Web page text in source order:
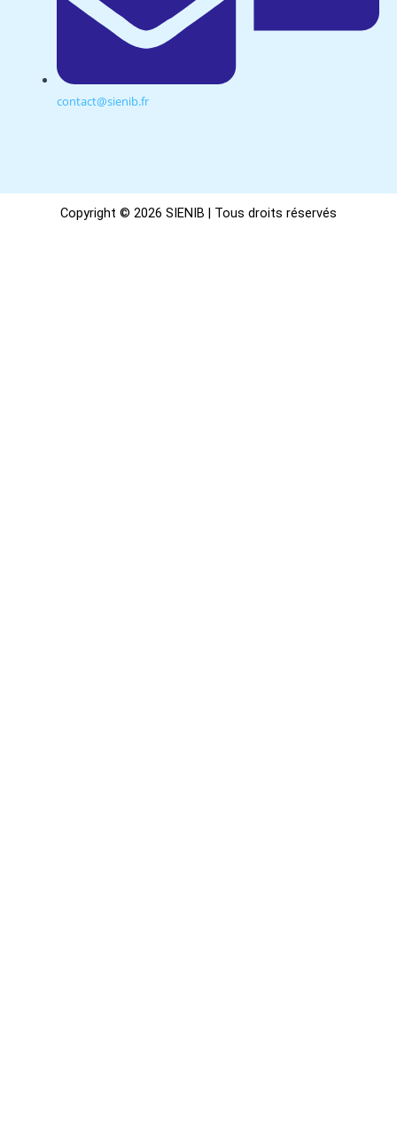
contact@sienib.fr
Copyright © 2026 SIENIB | Tous droits réservés